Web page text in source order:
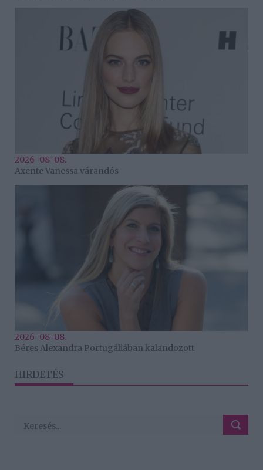
2026-08-08.
Axente Vanessa várandós
2026-08-08.
Béres Alexandra Portugáliában kalandozott
HIRDETÉS